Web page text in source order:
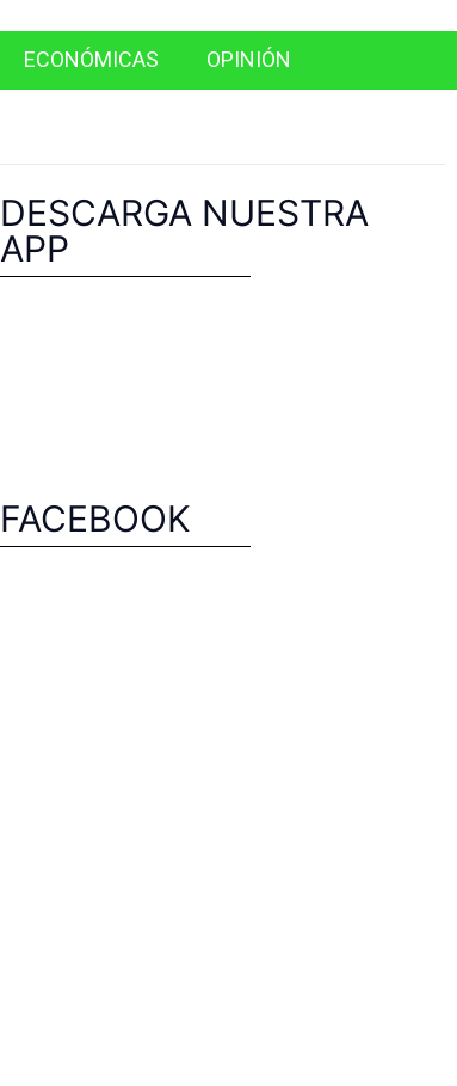
ECONÓMICAS OPINIÓN
DESCARGA NUESTRA
APP
FACEBOOK